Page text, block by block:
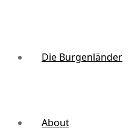
Die Burgenländer
About